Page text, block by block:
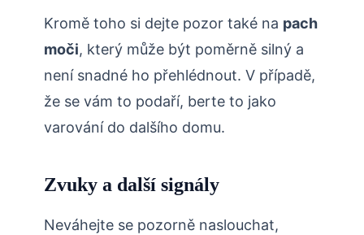
Kromě toho si dejte pozor také na pach
moči, který⁤ může být ‍poměrně silný a
není⁣ snadné ho přehlédnout. V případě,‌
že se vám to podaří, berte to jako
varování do dalšího domu.
Zvuky a‌ další signály
Neváhejte se pozorně naslouchat,